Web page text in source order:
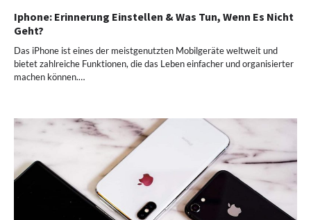
Iphone: Erinnerung Einstellen & Was Tun, Wenn Es Nicht
Geht?
Das iPhone ist eines der meistgenutzten Mobilgeräte weltweit und
bietet zahlreiche Funktionen, die das Leben einfacher und organisierter
machen können.…